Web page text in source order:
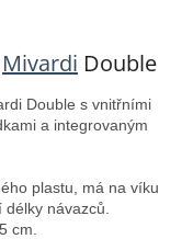
Mivardi Double
Double s vnitřními
a integrovaným
plastu, má na víku
návazců.
cm.